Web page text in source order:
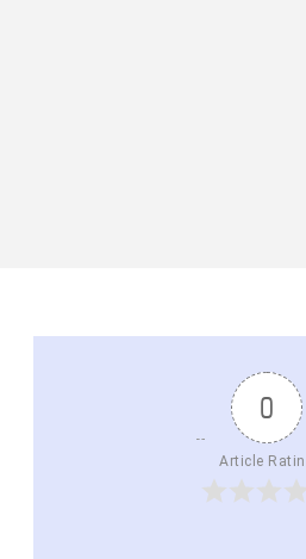
0
Article